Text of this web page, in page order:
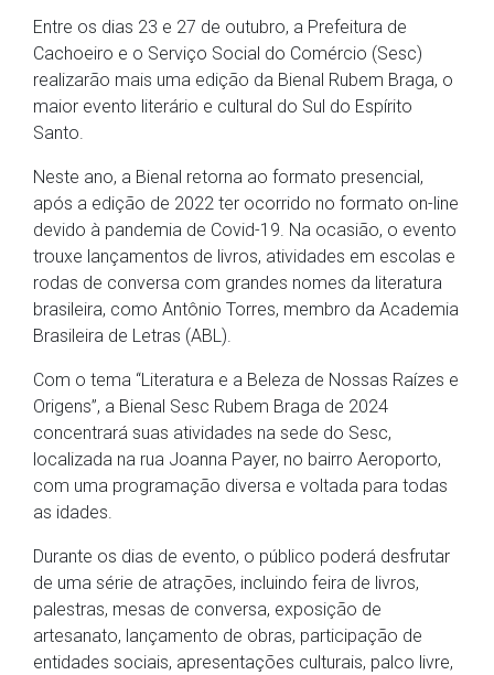
Entre os dias 23 e 27 de outubro, a Prefeitura de
Cachoeiro e o Serviço Social do Comércio (Sesc)
realizarão mais uma edição da Bienal Rubem Braga, o
maior evento literário e cultural do Sul do Espírito
Santo.
Neste ano, a Bienal retorna ao formato presencial,
após a edição de 2022 ter ocorrido no formato on-line
devido à pandemia de Covid-19. Na ocasião, o evento
trouxe lançamentos de livros, atividades em escolas e
rodas de conversa com grandes nomes da literatura
brasileira, como Antônio Torres, membro da Academia
Brasileira de Letras (ABL).
Com o tema “Literatura e a Beleza de Nossas Raízes e
Origens”, a Bienal Sesc Rubem Braga de 2024
concentrará suas atividades na sede do Sesc,
localizada na rua Joanna Payer, no bairro Aeroporto,
com uma programação diversa e voltada para todas
as idades.
Durante os dias de evento, o público poderá desfrutar
de uma série de atrações, incluindo feira de livros,
palestras, mesas de conversa, exposição de
artesanato, lançamento de obras, participação de
entidades sociais, apresentações culturais, palco livre,